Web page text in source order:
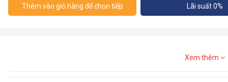
Thêm vào giỏ hàng để chọn tiếp Lãi suất 0%
Xem thêm